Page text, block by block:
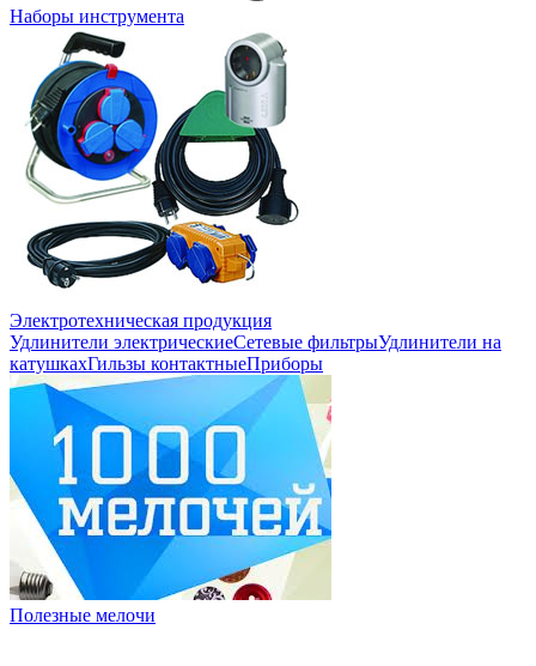
Наборы инструмента
Электротехническая продукция
Удлинители электрическиеСетевые фильтрыУдлинители на
катушкахГильзы контактныеПриборы
Полезные мелочи